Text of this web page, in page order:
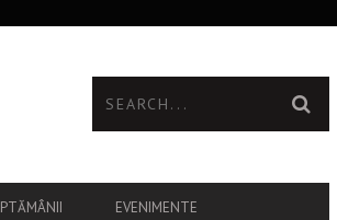
EVENIMENTE